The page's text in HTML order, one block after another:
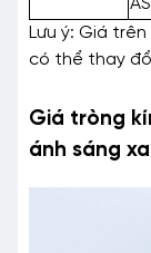
Lưu ý: Giá
có thể thay
Giá tròng
ánh sáng